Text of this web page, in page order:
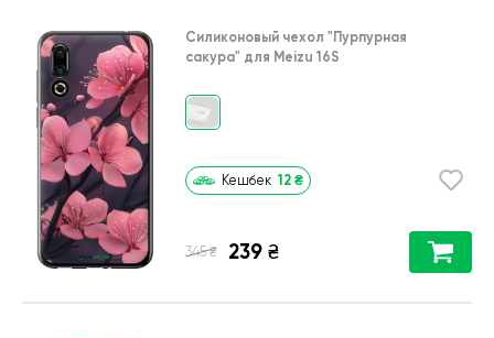
Силиконовый чехол "Пурпурная
сакура" для Meizu 16S
Кешбек 12 ₴
345 ₴ 239 ₴